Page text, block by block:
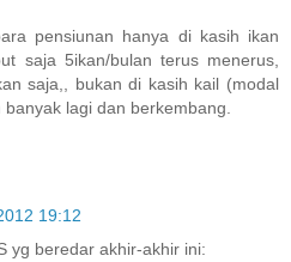
pensiunan hanya di kasih ikan
saja 5ikan/bulan terus menerus,
saja,, bukan di kasih kail (modal
lagi dan berkembang.
19:12
yg beredar akhir-akhir ini: